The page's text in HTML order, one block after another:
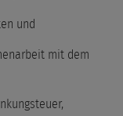
und
mit dem